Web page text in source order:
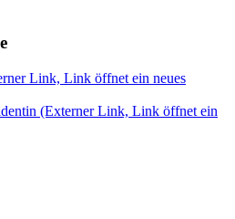
Link, Link öffnet ein neues
(Externer Link, Link öffnet ein